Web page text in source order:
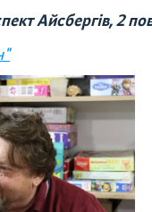
Айсбергів, 2